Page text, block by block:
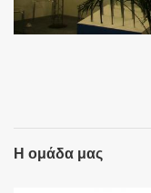
Η ομάδα μας